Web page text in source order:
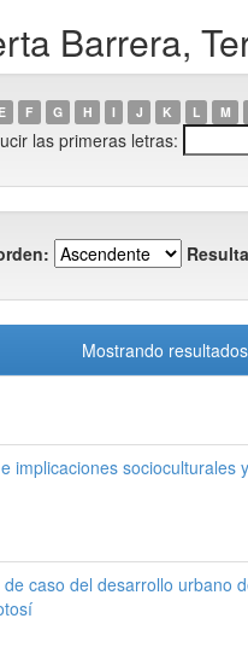
Barrera,
E F G H I J K L M
las primeras letras:
Mostrando
implicaciones socioculturales
caso del desarrollo urbano